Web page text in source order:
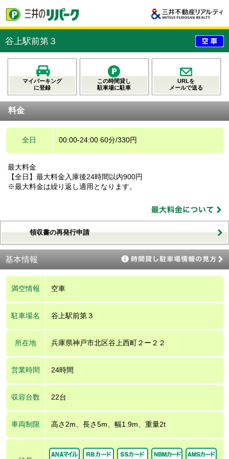
谷上駅前第３
マイパーキング
に登録
この時間貸し
駐車場に駐車
URLを
メールで送る
料金
全日 00:00-24:00 60分/330円
最大料金
【全日】最大料金入庫後24時間以内900円
※最大料金は繰り返し適用となります。
領収書の再発行申請
基本情報
満空情報 空車
駐車場名 谷上駅前第３
所在地 兵庫県神戸市北区谷上西町２ー２２
営業時間 24時間
収容台数 22台
車両制限 高さ2m、長さ5m、幅1.9m、重量2t